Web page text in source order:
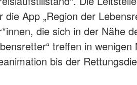
App „Region der
die sich in der Nähe
treffen in
bis der